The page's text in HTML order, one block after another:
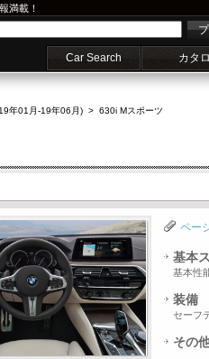
満載！
Car Search カタ
年01月-19年06月) > 630i Mスポーツ
ペー
基本
基本性
装備
セーフ
その